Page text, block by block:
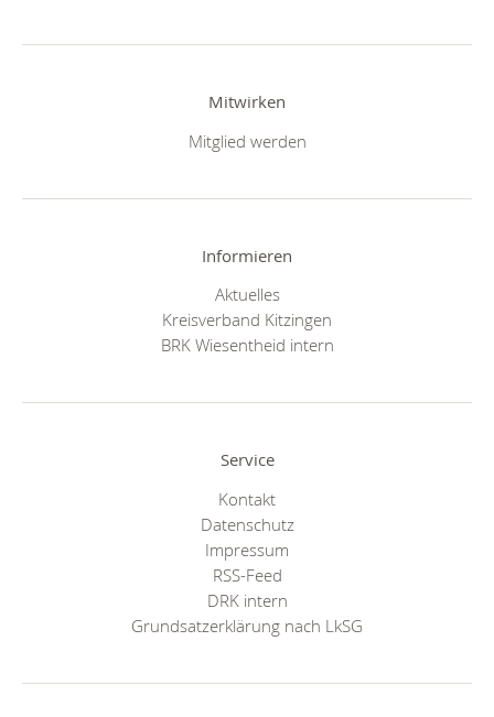
Mitwirken
Mitglied werden
Informieren
Aktuelles
Kreisverband Kitzingen
BRK Wiesentheid intern
Service
Kontakt
Datenschutz
Impressum
RSS-Feed
DRK intern
Grundsatzerklärung nach LkSG